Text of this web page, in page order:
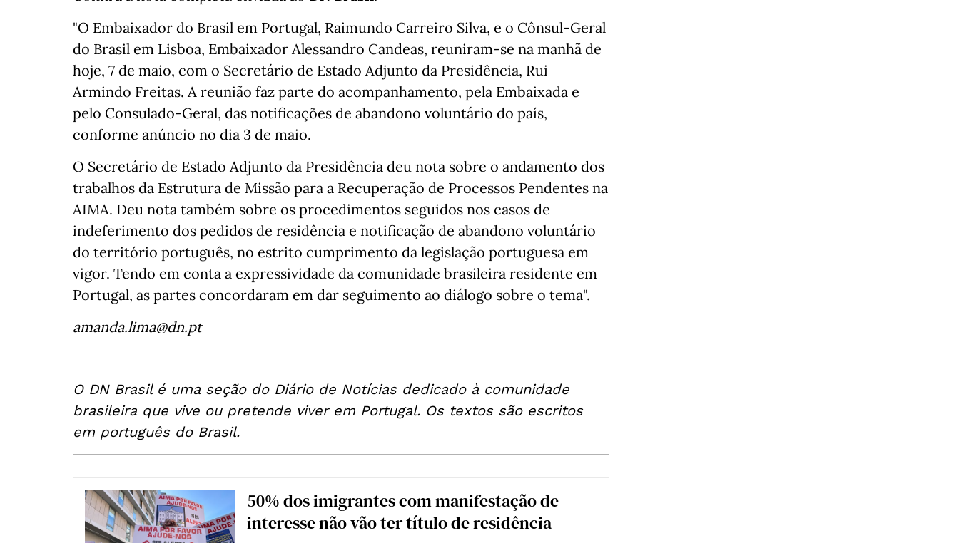
"O Embaixador do Brasil em Portugal, Raimundo Carreiro Silva, e o Cônsul-Geral
do Brasil em Lisboa, Embaixador Alessandro Candeas, reuniram-se na manhã de
hoje, 7 de maio, com o Secretário de Estado Adjunto da Presidência, Rui
Armindo Freitas. A reunião faz parte do acompanhamento, pela Embaixada e
pelo Consulado-Geral, das notificações de abandono voluntário do país,
conforme anúncio no dia 3 de maio.
O Secretário de Estado Adjunto da Presidência deu nota sobre o andamento dos
trabalhos da Estrutura de Missão para a Recuperação de Processos Pendentes na
AIMA. Deu nota também sobre os procedimentos seguidos nos casos de
indeferimento dos pedidos de residência e notificação de abandono voluntário
do território português, no estrito cumprimento da legislação portuguesa em
vigor. Tendo em conta a expressividade da comunidade brasileira residente em
Portugal, as partes concordaram em dar seguimento ao diálogo sobre o tema".
amanda.lima@dn.pt
O DN Brasil é uma seção do Diário de Notícias dedicado à comunidade
brasileira que vive ou pretende viver em Portugal. Os textos são escritos
em português do Brasil.
50% dos imigrantes com manifestação de
interesse não vão ter título de residência